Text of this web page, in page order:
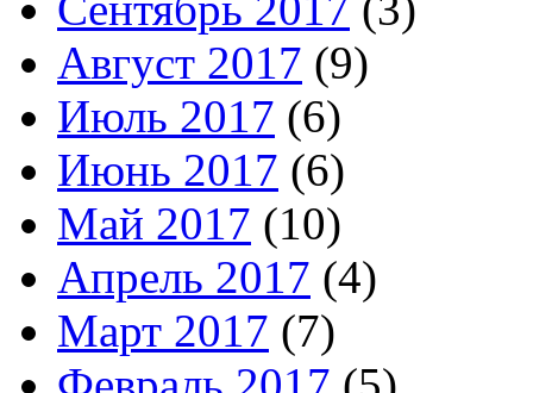
Август 2017 (9)
Июль 2017 (6)
Июнь 2017 (6)
Май 2017 (10)
Апрель 2017 (4)
Март 2017 (7)